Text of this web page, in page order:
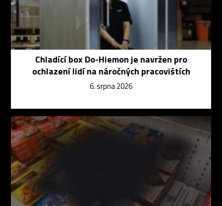
Chladící box Do-Hiemon je navržen pro
ochlazení lidí na náročných pracovištích
6. srpna 2026